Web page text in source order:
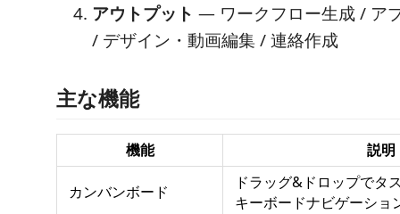
アウトプット — ワークフロー生成 / ア
/ デザイン・動画編集 / 連絡作成
主な機能
機能 説明
カンバンボード
ドラッグ&ドロップでタ
キーボードナビゲーショ